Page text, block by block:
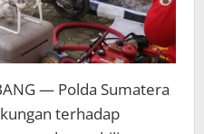
— Polda Sumatera
terhadap